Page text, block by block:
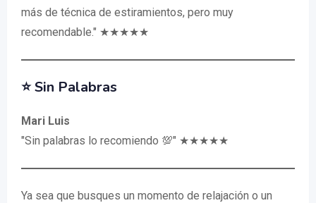
más de técnica de estiramientos, pero muy
recomendable." ★★★★★
⭐️ Sin Palabras
Mari Luis
"Sin palabras lo recomiendo 💯" ★★★★★
Ya sea que busques un momento de relajación o un